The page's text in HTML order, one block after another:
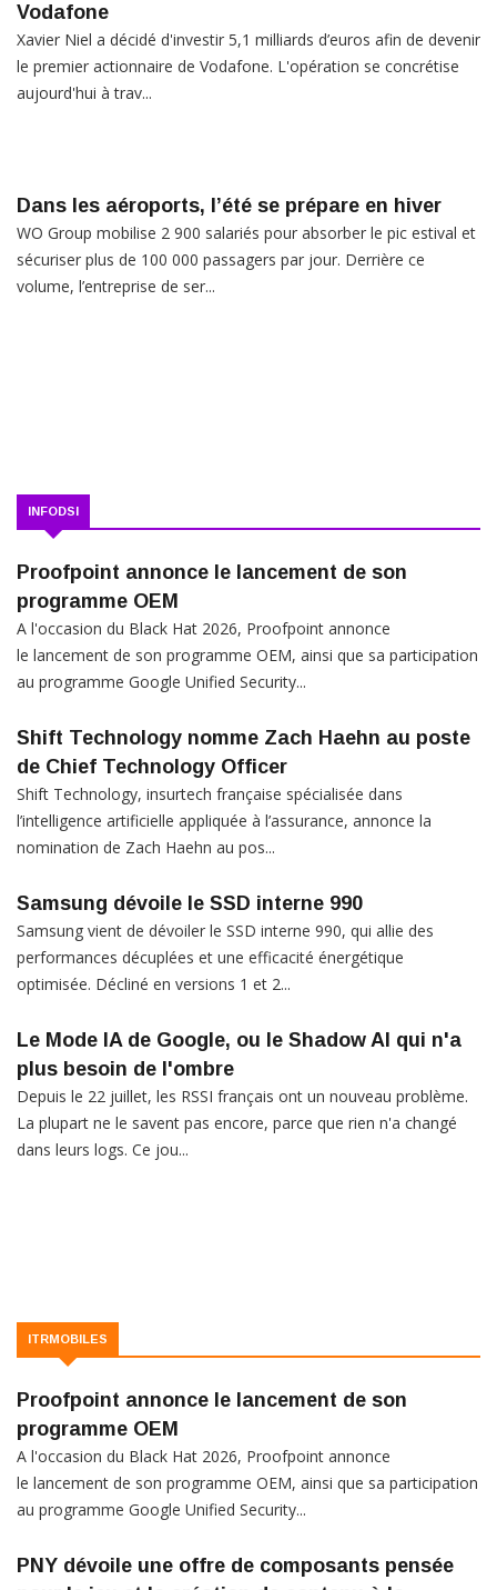
Vodafone
Xavier Niel a décidé d'investir 5,1 milliards d’euros afin de devenir
le premier actionnaire de Vodafone. L'opération se concrétise
aujourd'hui à trav...
Dans les aéroports, l’été se prépare en hiver
WO Group mobilise 2 900 salariés pour absorber le pic estival et
sécuriser plus de 100 000 passagers par jour. Derrière ce
volume, l’entreprise de ser...
INFODSI
Proofpoint annonce le lancement de son
programme OEM
A l'occasion du Black Hat 2026, Proofpoint annonce
le lancement de son programme OEM, ainsi que sa participation
au programme Google Unified Security...
Shift Technology nomme Zach Haehn au poste
de Chief Technology Officer
Shift Technology, insurtech française spécialisée dans
l’intelligence artificielle appliquée à l’assurance, annonce la
nomination de Zach Haehn au pos...
Samsung dévoile le SSD interne 990
Samsung vient de dévoiler le SSD interne 990, qui allie des
performances décuplées et une efficacité énergétique
optimisée. Décliné en versions 1 et 2...
Le Mode IA de Google, ou le Shadow AI qui n'a
plus besoin de l'ombre
Depuis le 22 juillet, les RSSI français ont un nouveau problème.
La plupart ne le savent pas encore, parce que rien n'a changé
dans leurs logs. Ce jou...
ITRMOBILES
Proofpoint annonce le lancement de son
programme OEM
A l'occasion du Black Hat 2026, Proofpoint annonce
le lancement de son programme OEM, ainsi que sa participation
au programme Google Unified Security...
PNY dévoile une offre de composants pensée